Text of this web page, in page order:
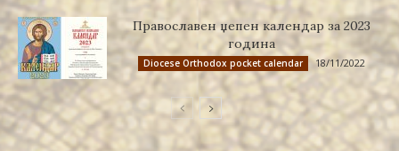
Православен џепен календар за 2023
година
Diocese Orthodox pocket calendar 18/11/2022